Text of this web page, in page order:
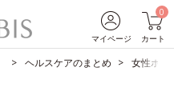
マイページ
0
カート
ヘルスケアのまとめ 女性ホル